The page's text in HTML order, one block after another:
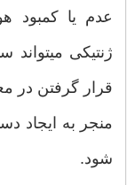
عدم یا کمبود
ژنتیکی میتواند
قرار گرفتن در
منجر به ایجاد
شود.